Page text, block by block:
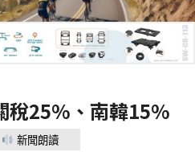
稅25%、南韓15%
新聞朗讀